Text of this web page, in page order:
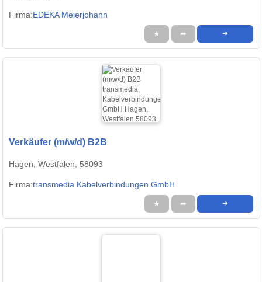
Firma:EDEKA Meierjohann
★ ➦ ➜
Verkäufer (m/w/d) B2B
Hagen, Westfalen, 58093
Firma:transmedia Kabelverbindungen GmbH
★ ➦ ➜